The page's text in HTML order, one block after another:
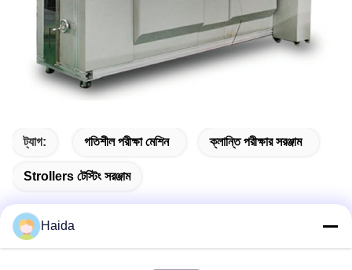
ট্যাগ: গতিশীল পরীক্ষা মেশিন ক্লান্তি পরীক্ষার সরঞ্জাম
Strollers টেস্টিং সরঞ্জাম
Haida